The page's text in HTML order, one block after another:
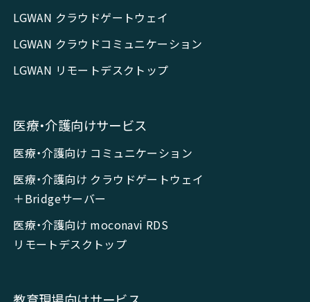
LGWAN クラウドゲートウェイ
LGWAN クラウドコミュニケーション
LGWAN リモートデスクトップ
医療・介護向けサービス
医療・介護向け コミュニケーション
医療・介護向け クラウドゲートウェイ
＋Bridgeサーバー
医療・介護向け moconavi RDS
リモートデスクトップ